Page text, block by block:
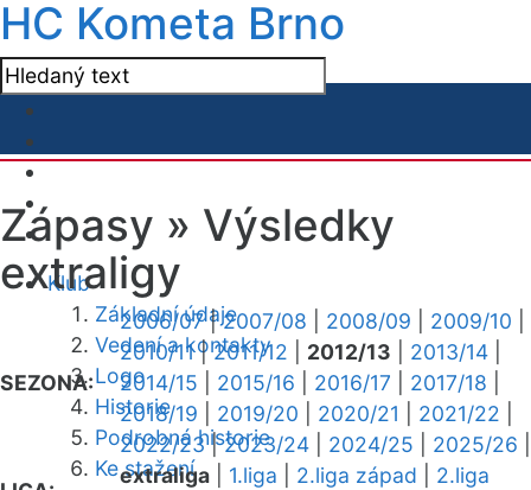
HC Kometa Brno
Klub
Základní údaje
Vedení a kontakty
Logo
Historie
Podrobná historie
Ke stažení
Zápasy » Výsledky
extraligy
SEZONA:
2006/07|2007/08 2008/09 2009/10
2010/11|2011/12 2012/13 2013/14
2014/15
2015/16 2016/17 2017/18
2018/19
2019/20 2020/21 2021/22
2022/23|2023/24 2024/25 2025/26
extraliga 1.liga 2.liga západ
2.liga